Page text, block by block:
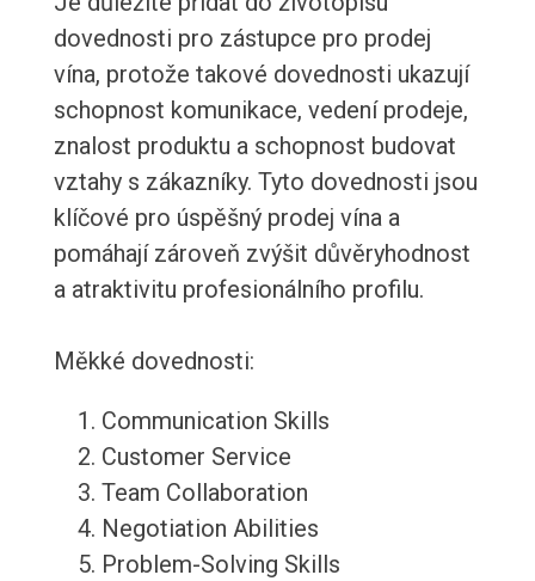
dovednosti pro zástupce pro prodej
vína, protože takové dovednosti ukazují
schopnost komunikace, vedení prodeje,
znalost produktu a schopnost budovat
vztahy s zákazníky. Tyto dovednosti jsou
klíčové pro úspěšný prodej vína a
pomáhají zároveň zvýšit důvěryhodnost
a atraktivitu profesionálního profilu.
Měkké dovednosti:
Communication Skills
Customer Service
Team Collaboration
Negotiation Abilities
Problem-Solving Skills